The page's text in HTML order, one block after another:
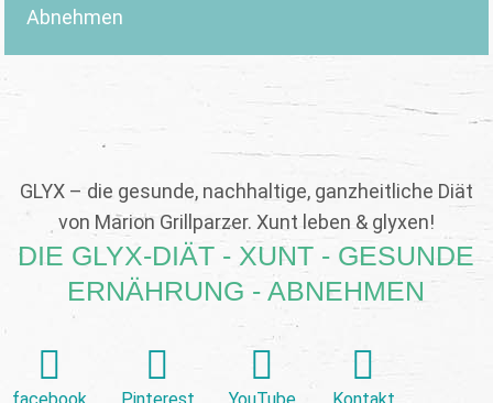
Abnehmen
GLYX – die gesunde, nachhaltige, ganzheitliche Diät
von Marion Grillparzer. Xunt leben & glyxen!
DIE GLYX-DIÄT - XUNT - GESUNDE
ERNÄHRUNG - ABNEHMEN